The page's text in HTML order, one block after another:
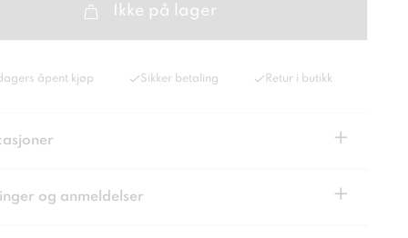
Ikke på lager
åpent kjøp Sikker betaling Retur i butikk
+
og anmeldelser +